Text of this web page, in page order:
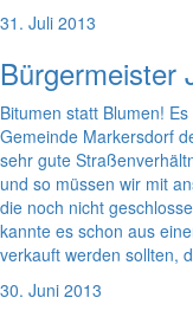
31. Juli 2013
Bürgermeister
Bitumen statt Blumen!
Gemeinde Markersdorf
sehr gute
und so müssen wir mit
die noch nicht
kannte es schon aus
verkauft werden sollten,
30. Juni 2013